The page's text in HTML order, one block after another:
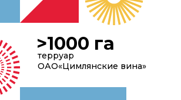
терруар
ОАО«Цимлянские вина»
>1000 га